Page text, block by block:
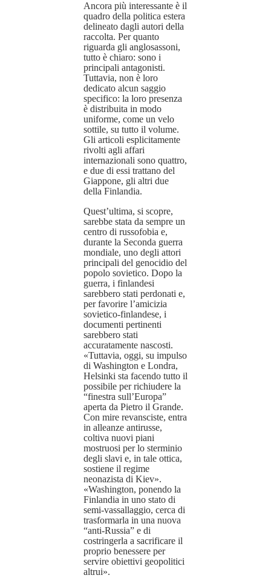
Ancora più interessante è il
quadro della politica estera
delineato dagli autori della
raccolta. Per quanto
riguarda gli anglosassoni,
tutto è chiaro: sono i
principali antagonisti.
Tuttavia, non è loro
dedicato alcun saggio
specifico: la loro presenza
è distribuita in modo
uniforme, come un velo
sottile, su tutto il volume.
Gli articoli esplicitamente
rivolti agli affari
internazionali sono quattro,
e due di essi trattano del
Giappone, gli altri due
della Finlandia.
Quest’ultima, si scopre,
sarebbe stata da sempre un
centro di russofobia e,
durante la Seconda guerra
mondiale, uno degli attori
principali del genocidio del
popolo sovietico. Dopo la
guerra, i finlandesi
sarebbero stati perdonati e,
per favorire l’amicizia
sovietico-finlandese, i
documenti pertinenti
sarebbero stati
accuratamente nascosti.
«Tuttavia, oggi, su impulso
di Washington e Londra,
Helsinki sta facendo tutto il
possibile per richiudere la
“finestra sull’Europa”
aperta da Pietro il Grande.
Con mire revansciste, entra
in alleanze antirusse,
coltiva nuovi piani
mostruosi per lo sterminio
degli slavi e, in tale ottica,
sostiene il regime
neonazista di Kiev».
«Washington, ponendo la
Finlandia in uno stato di
semi-vassallaggio, cerca di
trasformarla in una nuova
“anti-Russia” e di
costringerla a sacrificare il
proprio benessere per
servire obiettivi geopolitici
altrui».